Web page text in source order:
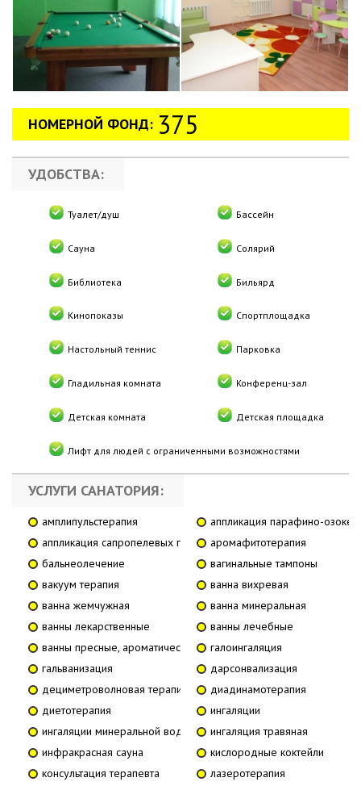
НОМЕРНОЙ ФОНД: 375
УДОБСТВА:
Туалет/душ Бассейн
Сауна Солярий
Библиотека Бильярд
Кинопоказы Спортплощадка
Настольный теннис Парковка
Гладильная комната Конференц-зал
Детская комната Детская площадка
Лифт для людей с ограниченными возможностями
УСЛУГИ САНАТОРИЯ:
амплипульстерапия
аппликация парафино-
аппликация сапропелевых грязей аромафитотерапия
бальнеолечение
вагинальные тампоны
вакуум терапия
ванна вихревая
ванна жемчужная
ванна минеральная
ванны лекарственные
ванны лечебные
ванны пресные, ароматические
галоингаляция
гальванизация
дарсонвализация
дециметроволновая терапия
диадинамотерапия
диетотерапия
ингаляции
ингаляции минеральной водой
ингаляция травяная
инфракрасная сауна
кислородные коктейли
консультация терапевта
лазеротерапия